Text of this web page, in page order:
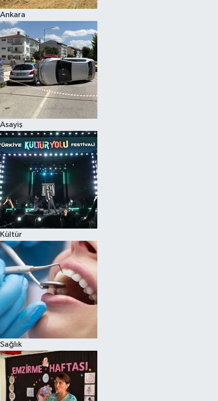
Ankara
Asayiş
Kültür
Sağlık
Teknoloji
Televizyon
Yaşam-Çevre